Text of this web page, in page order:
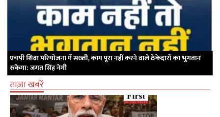
एचपी शिवा परियोजना में सख्ती, काम पूरा नहीं करने वाले ठेकेदारों का भुगतान
रुकेगा: जगत सिंह नेगी
ताज़ा खबरें